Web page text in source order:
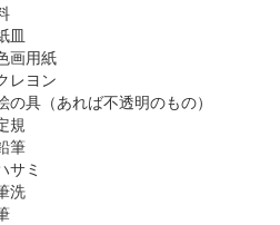
皿
画用紙
レヨン
の具（あれば不透明のもの）
規
筆
サミ
洗